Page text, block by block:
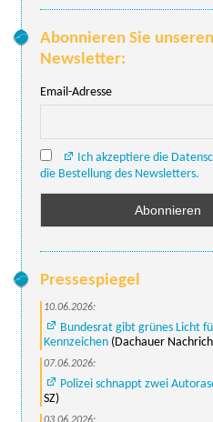
Abonnieren Sie unseren
Newsletter:
Email-Adresse
Ich akzeptiere die
die Bestellung des Newsletters.
Pressespiegel
10.06.2026:
Bundesrat gibt grünes Licht
Kennzeichen (Dachauer
07.06.2026:
Polizei schnappt zwei
SZ)